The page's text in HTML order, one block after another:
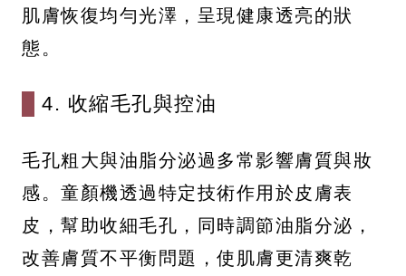
肌膚恢復均勻光澤，呈現健康透亮的狀
態。
4. 收縮毛孔與控油
毛孔粗大與油脂分泌過多常影響膚質與妝
感。童顏機透過特定技術作用於皮膚表
皮，幫助收細毛孔，同時調節油脂分泌，
改善膚質不平衡問題，使肌膚更清爽乾